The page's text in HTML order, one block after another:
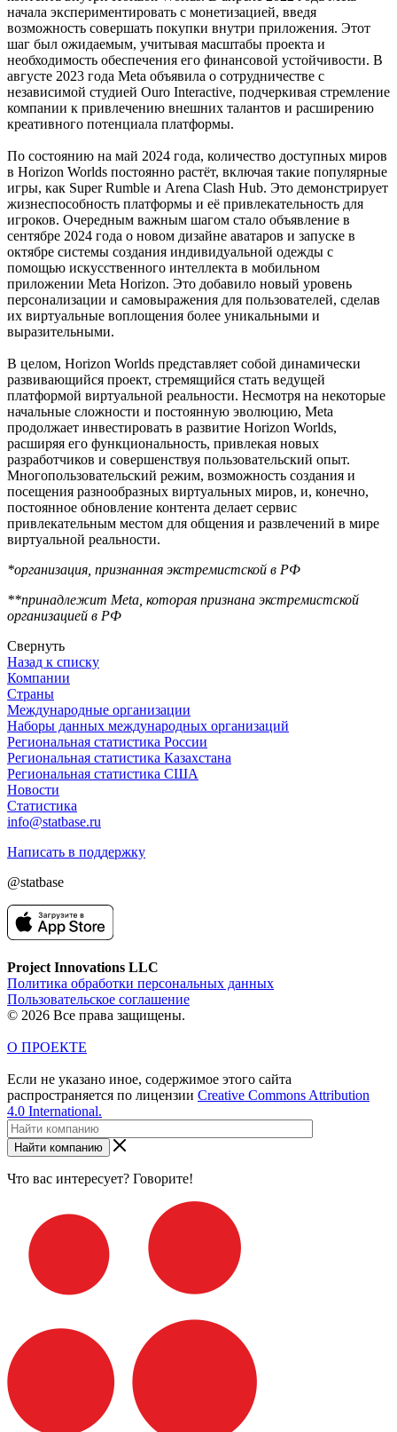
начала экспериментировать с монетизацией, введя
возможность совершать покупки внутри приложения. Этот
шаг был ожидаемым, учитывая масштабы проекта и
необходимость обеспечения его финансовой устойчивости. В
августе 2023 года Meta объявила о сотрудничестве с
независимой студией Ouro Interactive, подчеркивая стремление
компании к привлечению внешних талантов и расширению
креативного потенциала платформы.
По состоянию на май 2024 года, количество доступных миров
в Horizon Worlds постоянно растёт, включая такие популярные
игры, как Super Rumble и Arena Clash Hub. Это демонстрирует
жизнеспособность платформы и её привлекательность для
игроков. Очередным важным шагом стало объявление в
сентябре 2024 года о новом дизайне аватаров и запуске в
октябре системы создания индивидуальной одежды с
помощью искусственного интеллекта в мобильном
приложении Meta Horizon. Это добавило новый уровень
персонализации и самовыражения для пользователей, сделав
их виртуальные воплощения более уникальными и
выразительными.
В целом, Horizon Worlds представляет собой динамически
развивающийся проект, стремящийся стать ведущей
платформой виртуальной реальности. Несмотря на некоторые
начальные сложности и постоянную эволюцию, Meta
продолжает инвестировать в развитие Horizon Worlds,
расширяя его функциональность, привлекая новых
разработчиков и совершенствуя пользовательский опыт.
Многопользовательский режим, возможность создания и
посещения разнообразных виртуальных миров, и, конечно,
постоянное обновление контента делает сервис
привлекательным местом для общения и развлечений в мире
виртуальной реальности.
*организация, признанная экстремистской в РФ
**принадлежит Meta, которая признана экстремистской
организацией в РФ
Свернуть
Назад к списку
Компании
Страны
Международные организации
Наборы данных международных организаций
Региональная статистика России
Региональная статистика Казахстана
Региональная статистика США
Новости
Статистика
info@statbase.ru
Написать в поддержку
@statbase
Project Innovations LLC
Политика обработки персональных данных
Пользовательское соглашение
© 2026 Все права защищены.
О ПРОЕКТЕ
Если не указано иное, содержимое этого сайта
распространяется по лицензии Creative Commons Attribution
4.0 International.
Найти компанию
Что вас интересует? Говорите!